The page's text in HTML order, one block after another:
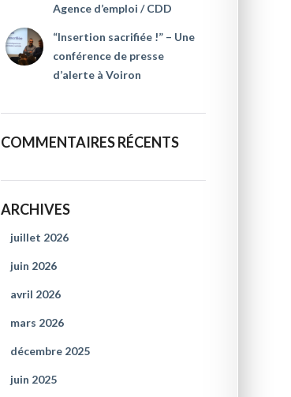
Agence d’emploi / CDD
“Insertion sacrifiée !” – Une
conférence de presse
d’alerte à Voiron
COMMENTAIRES RÉCENTS
ARCHIVES
juillet 2026
juin 2026
avril 2026
mars 2026
décembre 2025
juin 2025